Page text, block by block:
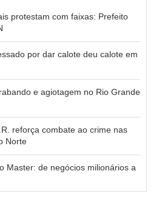
protestam com faixas: Prefeito
por dar calote deu calote em
e agiotagem no Rio Grande
reforça combate ao crime nas
Norte
Master: de negócios milionários a